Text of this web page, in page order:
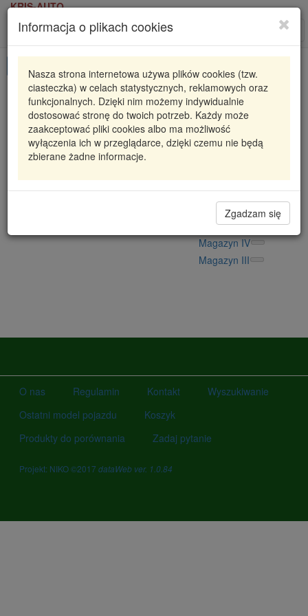
KRIS-AUTO
Informacja o plikach cookies
Nasza strona internetowa używa plików cookies (tzw.
ciasteczka) w celach statystycznych, reklamowych oraz
funkcjonalnych. Dzięki nim możemy indywidualnie
dostosować stronę do twoich potrzeb. Każdy może
zaakceptować pliki cookies albo ma możliwość
wyłączenia ich w przeglądarce, dzięki czemu nie będą
zbierane żadne informacje.
Zgadzam się
Karta produktu
RC3429 KYB
RC3429 KYBSPRĘŻYNA PRZÓD KIA MAGENTIS
234,82 zł
Filia Lublin 0
Magazyn II
Magazyn V
Magazyn IV
Magazyn III
O nas Regulamin Kontakt
Wyszukiwanie
Ostatni model pojazdu
Koszyk
Produkty do porównania
Zadaj pytanie
Projekt: NIKO ©2017 dataWeb ver. 1.0.84